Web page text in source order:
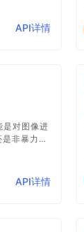
机关、团
持base64
持：
API详情
对图像进
非暴力图
要依据。
API详情